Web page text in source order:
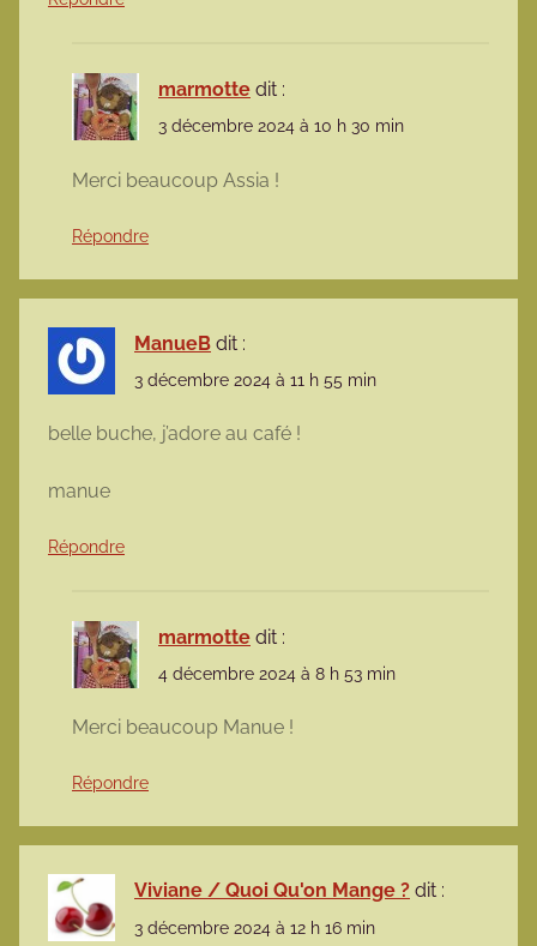
marmotte dit :
3 décembre 2024 à 10 h 30 min
Merci beaucoup Assia !
Répondre
ManueB dit :
3 décembre 2024 à 11 h 55 min
belle buche, j’adore au café !
manue
Répondre
marmotte dit :
4 décembre 2024 à 8 h 53 min
Merci beaucoup Manue !
Répondre
Viviane / Quoi Qu'on Mange ? dit :
3 décembre 2024 à 12 h 16 min